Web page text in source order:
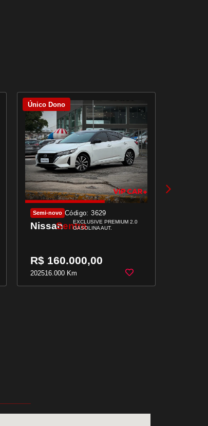
Único Dono
Semi-novo Código: 3629
NissanSentraEXCLUSIVE PREMIUM 2.0
GASOLINA AUT.
R$ 160.000,00
202516.000 Km